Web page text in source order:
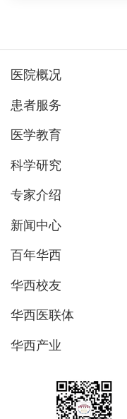
医院概况
患者服务
医学教育
科学研究
专家介绍
新闻中心
百年华西
华西校友
华西医联体
华西产业